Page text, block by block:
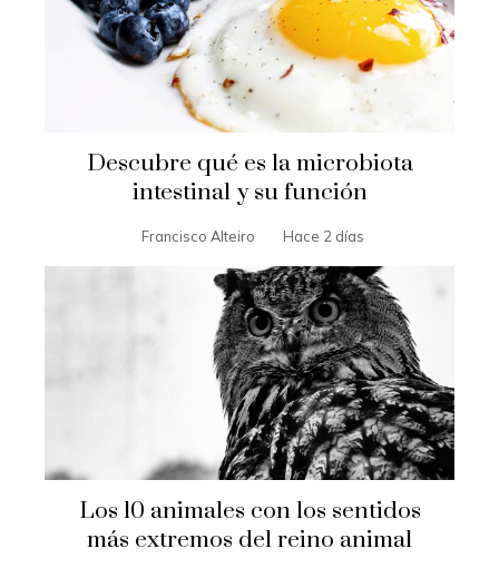
Descubre qué es la microbiota
intestinal y su función
Francisco Alteiro Hace 2 días
Los 10 animales con los sentidos
más extremos del reino animal